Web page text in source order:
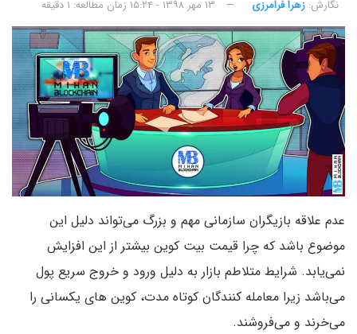
نگارش:‌ زهرا فرامرزی ۱۳ مهر ۱۳۹۸ - ۱۵:۲۴ زمان مطالعه: ۱ دقیقه
عدم علاقه بازیگران سازمانی مهم و بزرگ می‌تواند دلیل این
موضوع باشد که چرا قیمت بیت کوین بیشتر از این افزایش
نمی‌یابد. شرایط متلاطم بازار به دلیل ورود و خروج سریع پول
می‌باشد زیرا معامله کنندگان کوتاه مدت، کوین های یکسانی را
می‌خرند و می‌فروشند.